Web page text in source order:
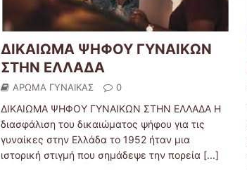
ΔΙΚΑΙΩΜΑ ΨΗΦΟΥ ΓΥΝΑΙΚΩΝ
ΣΤΗΝ ΕΛΛΑΔΑ
ΑΡΩΜΑ ΓΥΝΑΙΚΑΣ 0
ΔΙΚΑΙΩΜΑ ΨΗΦΟΥ ΓΥΝΑΙΚΩΝ ΣΤΗΝ ΕΛΛΑΔΑ Η
διασφάλιση του δικαιώματος ψήφου για τις
γυναίκες στην Ελλάδα το 1952 ήταν μια
ιστορική στιγμή που σημάδεψε την πορεία [...]